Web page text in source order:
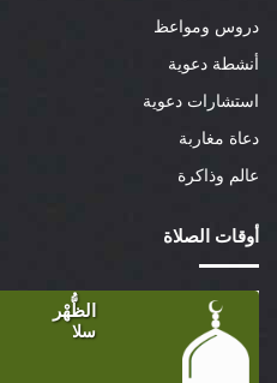
دروس ومواعظ
أنشطة دعوية
استشارات دعوية
دعاة مغاربة
عالم وذاكرة
أوقات الصلاة